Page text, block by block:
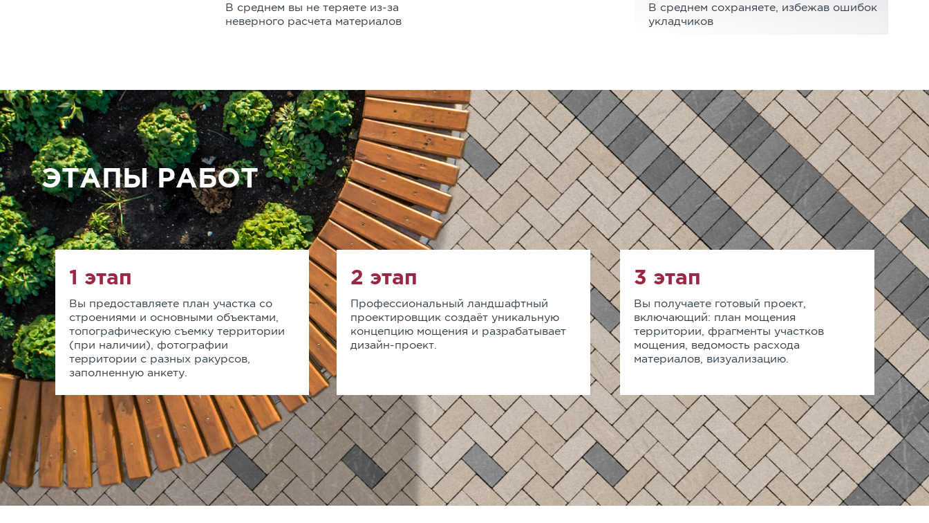
В среднем вы не теряете из-за
неверного расчета материалов
В среднем сохраняете, избежав ошибок
укладчиков
ЭТАПЫ РАБОТ
1 этап
Вы предоставляете план участка со
строениями и основными объектами,
топографическую съемку территории
(при наличии), фотографии
территории с разных ракурсов,
заполненную анкету.
2 этап
Профессиональный ландшафтный
проектировщик создаёт уникальную
концепцию мощения и разрабатывает
дизайн-проект.
3 этап
Вы получаете готовый проект,
включающий: план мощения
территории, фрагменты участков
мощения, ведомость расхода
материалов, визуализацию.